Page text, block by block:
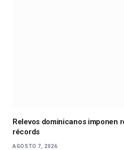
Relevos dominicanos imponen
récords
AGOSTO 7, 2026